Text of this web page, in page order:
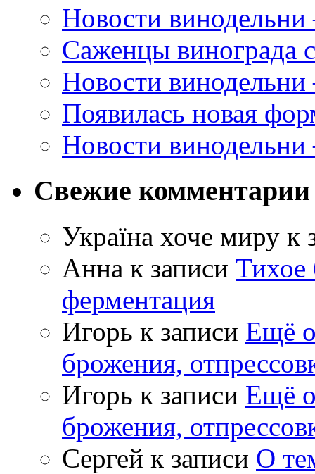
Новости
Саженцы винограда
Новости
Появилась новая
Новости
Свежие комментарии
Україна хоче миру к
Анна к записи Тихое
ферментация
Игорь к записи Ещё
брожения,
Игорь к записи Ещё
брожения,
Сергей к записи О